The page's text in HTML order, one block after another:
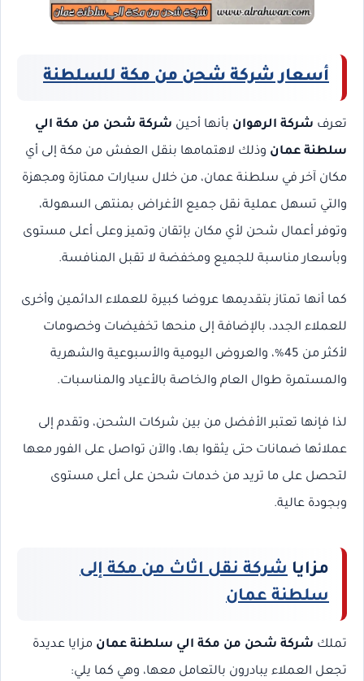
أسعار شركة شحن من مكة للسلطنة
تعرف شركة الرهوان بأنها أحين شركة شحن من مكة الي
سلطنة عمان وذلك لاهتمامها بنقل العفش من مكة إلى أي
مكان آخر في سلطنة عمان، من خلال سيارات ممتازة ومجهزة
والتي تسهل عملية نقل جميع الأغراض بمنتهى السهولة،
وتوفر أعمال شحن لأي مكان بإتقان وتميز وعلى أعلى مستوى
وبأسعار مناسبة للجميع ومخفضة لا تقبل المنافسة.
كما أنها تمتاز بتقديمها عروضا كبيرة للعملاء الدائمين وأخرى
للعملاء الجدد، بالإضافة إلى منحها تخفيضات وخصومات
لأكثر من 45%، والعروض اليومية والأسبوعية والشهرية
والمستمرة طوال العام والخاصة بالأعياد والمناسبات.
لذا فإنها تعتبر الأفضل من بين شركات الشحن، وتقدم إلى
عملائها ضمانات حتى يثقوا بها، والآن تواصل على الفور معها
لتحصل على ما تريد من خدمات شحن على أعلى مستوى
وبجودة عالية.
مزايا شركة نقل اثاث من مكة إلى
سلطنة عمان
تملك شركة شحن من مكة الي سلطنة عمان مزايا عديدة
تجعل العملاء يبادرون بالتعامل معها، وهي كما يلي: